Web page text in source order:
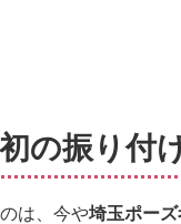
の振り付
は、今や埼玉ポー